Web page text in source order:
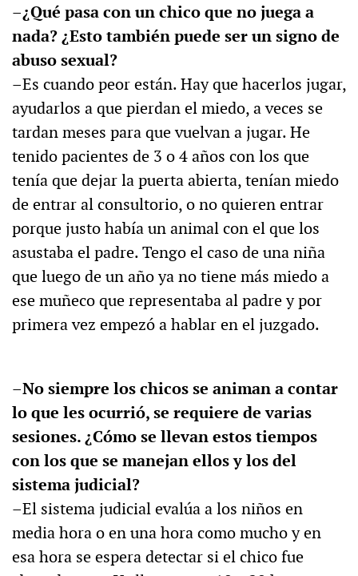
–¿Qué pasa con un chico que no juega a
nada? ¿Esto también puede ser un signo de
abuso sexual?
–Es cuando peor están. Hay que hacerlos jugar,
ayudarlos a que pierdan el miedo, a veces se
tardan meses para que vuelvan a jugar. He
tenido pacientes de 3 o 4 años con los que
tenía que dejar la puerta abierta, tenían miedo
de entrar al consultorio, o no quieren entrar
porque justo había un animal con el que los
asustaba el padre. Tengo el caso de una niña
que luego de un año ya no tiene más miedo a
ese muñeco que representaba al padre y por
primera vez empezó a hablar en el juzgado.
–No siempre los chicos se animan a contar
lo que les ocurrió, se requiere de varias
sesiones. ¿Cómo se llevan estos tiempos
con los que se manejan ellos y los del
sistema judicial?
–El sistema judicial evalúa a los niños en
media hora o en una hora como mucho y en
esa hora se espera detectar si el chico fue